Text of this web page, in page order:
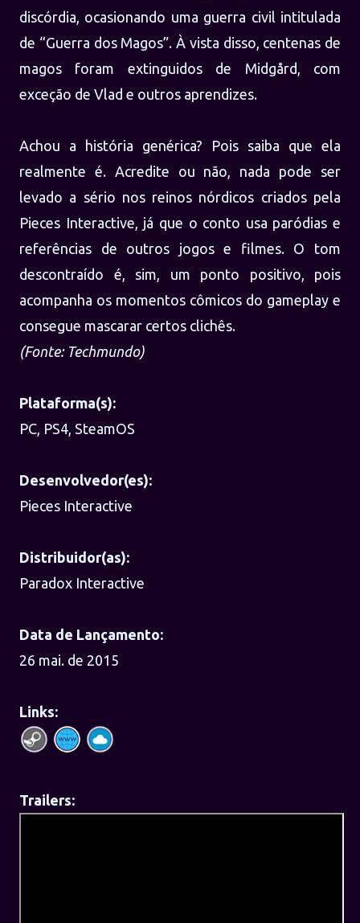
discórdia, ocasionando uma guerra civil intitulada
de “Guerra dos Magos”. À vista disso, centenas de
magos foram extinguidos de Midgård, com
exceção de Vlad e outros aprendizes.
Achou a história genérica? Pois saiba que ela
realmente é. Acredite ou não, nada pode ser
levado a sério nos reinos nórdicos criados pela
Pieces Interactive, já que o conto usa paródias e
referências de outros jogos e filmes. O tom
descontraído é, sim, um ponto positivo, pois
acompanha os momentos cômicos do gameplay e
consegue mascarar certos clichês.
(Fonte: Techmundo)
Plataforma(s):
PC, PS4, SteamOS
Desenvolvedor(es):
Pieces Interactive
Distribuidor(as):
Paradox Interactive
Data de Lançamento:
26 mai. de 2015
Links:
Trailers: